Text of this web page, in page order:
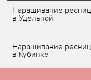
Наращивание ресниц
в Удельной
Наращивание ресниц
в Кубинке